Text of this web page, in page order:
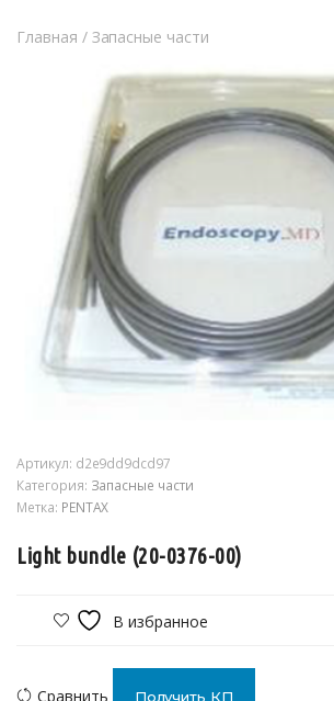
Главная / Запасные части
Артикул: d2e9dd9dcd97
Категория: Запасные части
Метка: PENTAX
Light bundle (20-0376-00)
В избранное
Сравнить Получить КП